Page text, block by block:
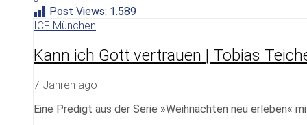
Post Views: 1.589
ICF München
Kann ich Gott vertrauen | Tobias
7 Jahren ago
Eine Predigt aus der Serie »Weihnachten neu erleben«